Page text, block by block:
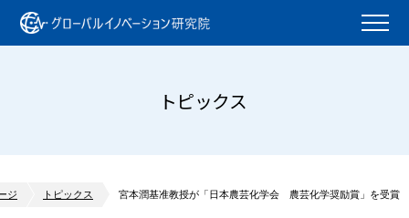
トピックス
ジ トピックス 宮本潤基准教授が「日本農芸化学会 農芸化学奨励賞」を受賞